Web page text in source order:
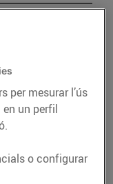
per mesurar l’ús
un perfil
o configurar